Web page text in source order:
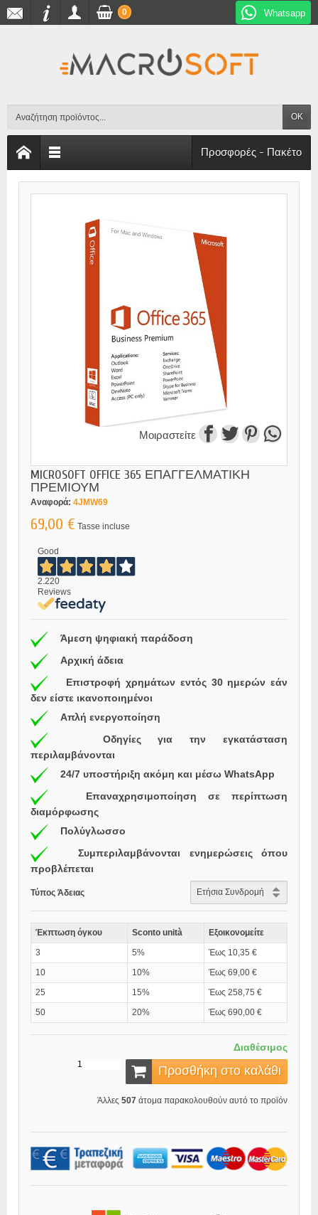
Whatsapp
OK
0
Προσφορές - Πακέτο
Μοιραστείτε
MICROSOFT OFFICE 365 ΕΠΑΓΓΕΛΜΑΤΙΚΗ
ΠΡΕΜΙΟΥΜ
Αναφορά: 4JMW69
69,00 € Tasse incluse
Good
2.220
Reviews
Άμεση ψηφιακή παράδοση
Αρχική άδεια
Επιστροφή χρημάτων εντός 30 ημερών εάν
δεν είστε ικανοποιημένοι
Απλή ενεργοποίηση
Οδηγίες για την εγκατάσταση
περιλαμβάνονται
24/7 υποστήριξη ακόμη και μέσω WhatsApp
Επαναχρησιμοποίηση σε περίπτωση
διαμόρφωσης
Πολύγλωσσο
Συμπεριλαμβάνονται ενημερώσεις όπου
προβλέπεται
Τύπος Άδειας
Έκπτωση όγκου Sconto unità
Εξοικονομείτε
3
5%
Έως 10,35 €
10
10%
Έως 69,00 €
25
15%
Έως 258,75 €
50
20% Έως 690,00 €
Διαθέσιμος
Προσθήκη στο καλάθι
Άλλες 507 άτομα παρακολουθούν αυτό το προϊόν